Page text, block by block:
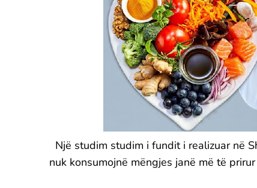
Një studim studim i fundit i realizuar në
nuk konsumojnë mëngjes janë më të